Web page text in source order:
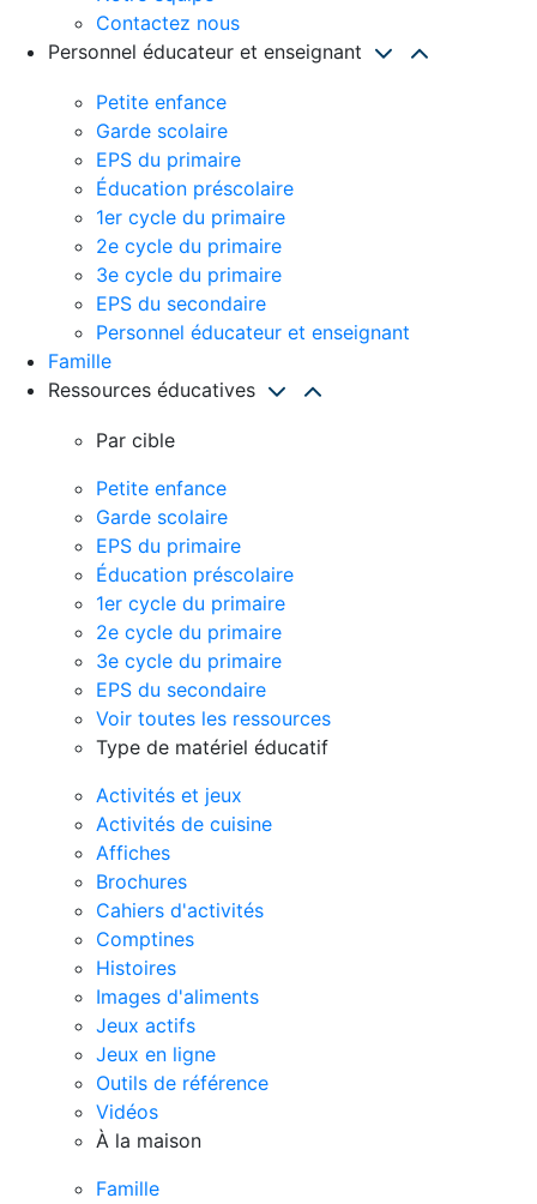
Contactez nous
Personnel éducateur et enseignant
Petite enfance
Garde scolaire
EPS du primaire
Éducation préscolaire
1er cycle du primaire
2e cycle du primaire
3e cycle du primaire
EPS du secondaire
Personnel éducateur et enseignant
Famille
Ressources éducatives
Par cible
Petite enfance
Garde scolaire
EPS du primaire
Éducation préscolaire
1er cycle du primaire
2e cycle du primaire
3e cycle du primaire
EPS du secondaire
Voir toutes les ressources
Type de matériel éducatif
Activités et jeux
Activités de cuisine
Affiches
Brochures
Cahiers d'activités
Comptines
Histoires
Images d'aliments
Jeux actifs
Jeux en ligne
Outils de référence
Vidéos
À la maison
Famille